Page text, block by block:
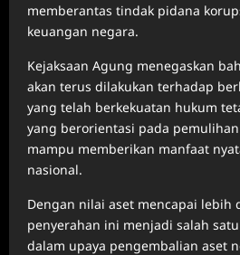
memberantas tindak pidana
keuangan negara.
Kejaksaan Agung menegaskan
akan terus dilakukan terhadap
yang telah berkekuatan hukum
yang berorientasi pada
mampu memberikan manfaat
nasional.
Dengan nilai aset mencapai lebih
penyerahan ini menjadi salah
dalam upaya pengembalian aset